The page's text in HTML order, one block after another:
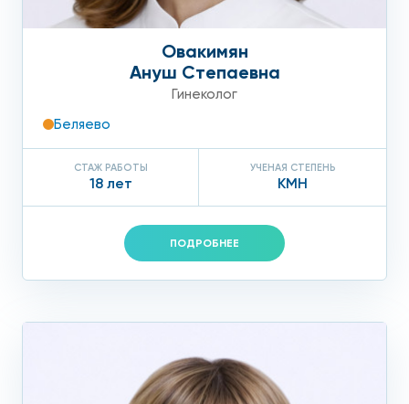
Овакимян
Ануш Степаевна
Гинеколог
Беляево
СТАЖ РАБОТЫ
18 лет
УЧЕНАЯ СТЕПЕНЬ
КМН
ПОДРОБНЕЕ